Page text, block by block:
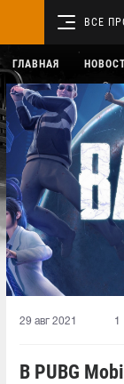
ВСЕ
ГЛАВНАЯ
29 авг 2021 1
В PUBG